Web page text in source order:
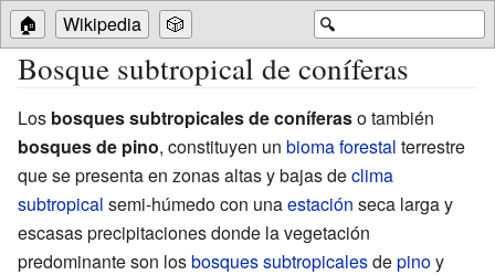
🔍
🏠 Wikipedia 🎲
Bosque subtropical de coníferas
Los bosques subtropicales de coníferaso también
bosques de pino, constituyen un biomaforestal terrestre
que se presenta en zonas altas y bajas declima
subtropical semi-húmedo con unaestación seca larga y
escasas precipitaciones donde la vegetación
predominante son losbosques subtropicalesdepinoy